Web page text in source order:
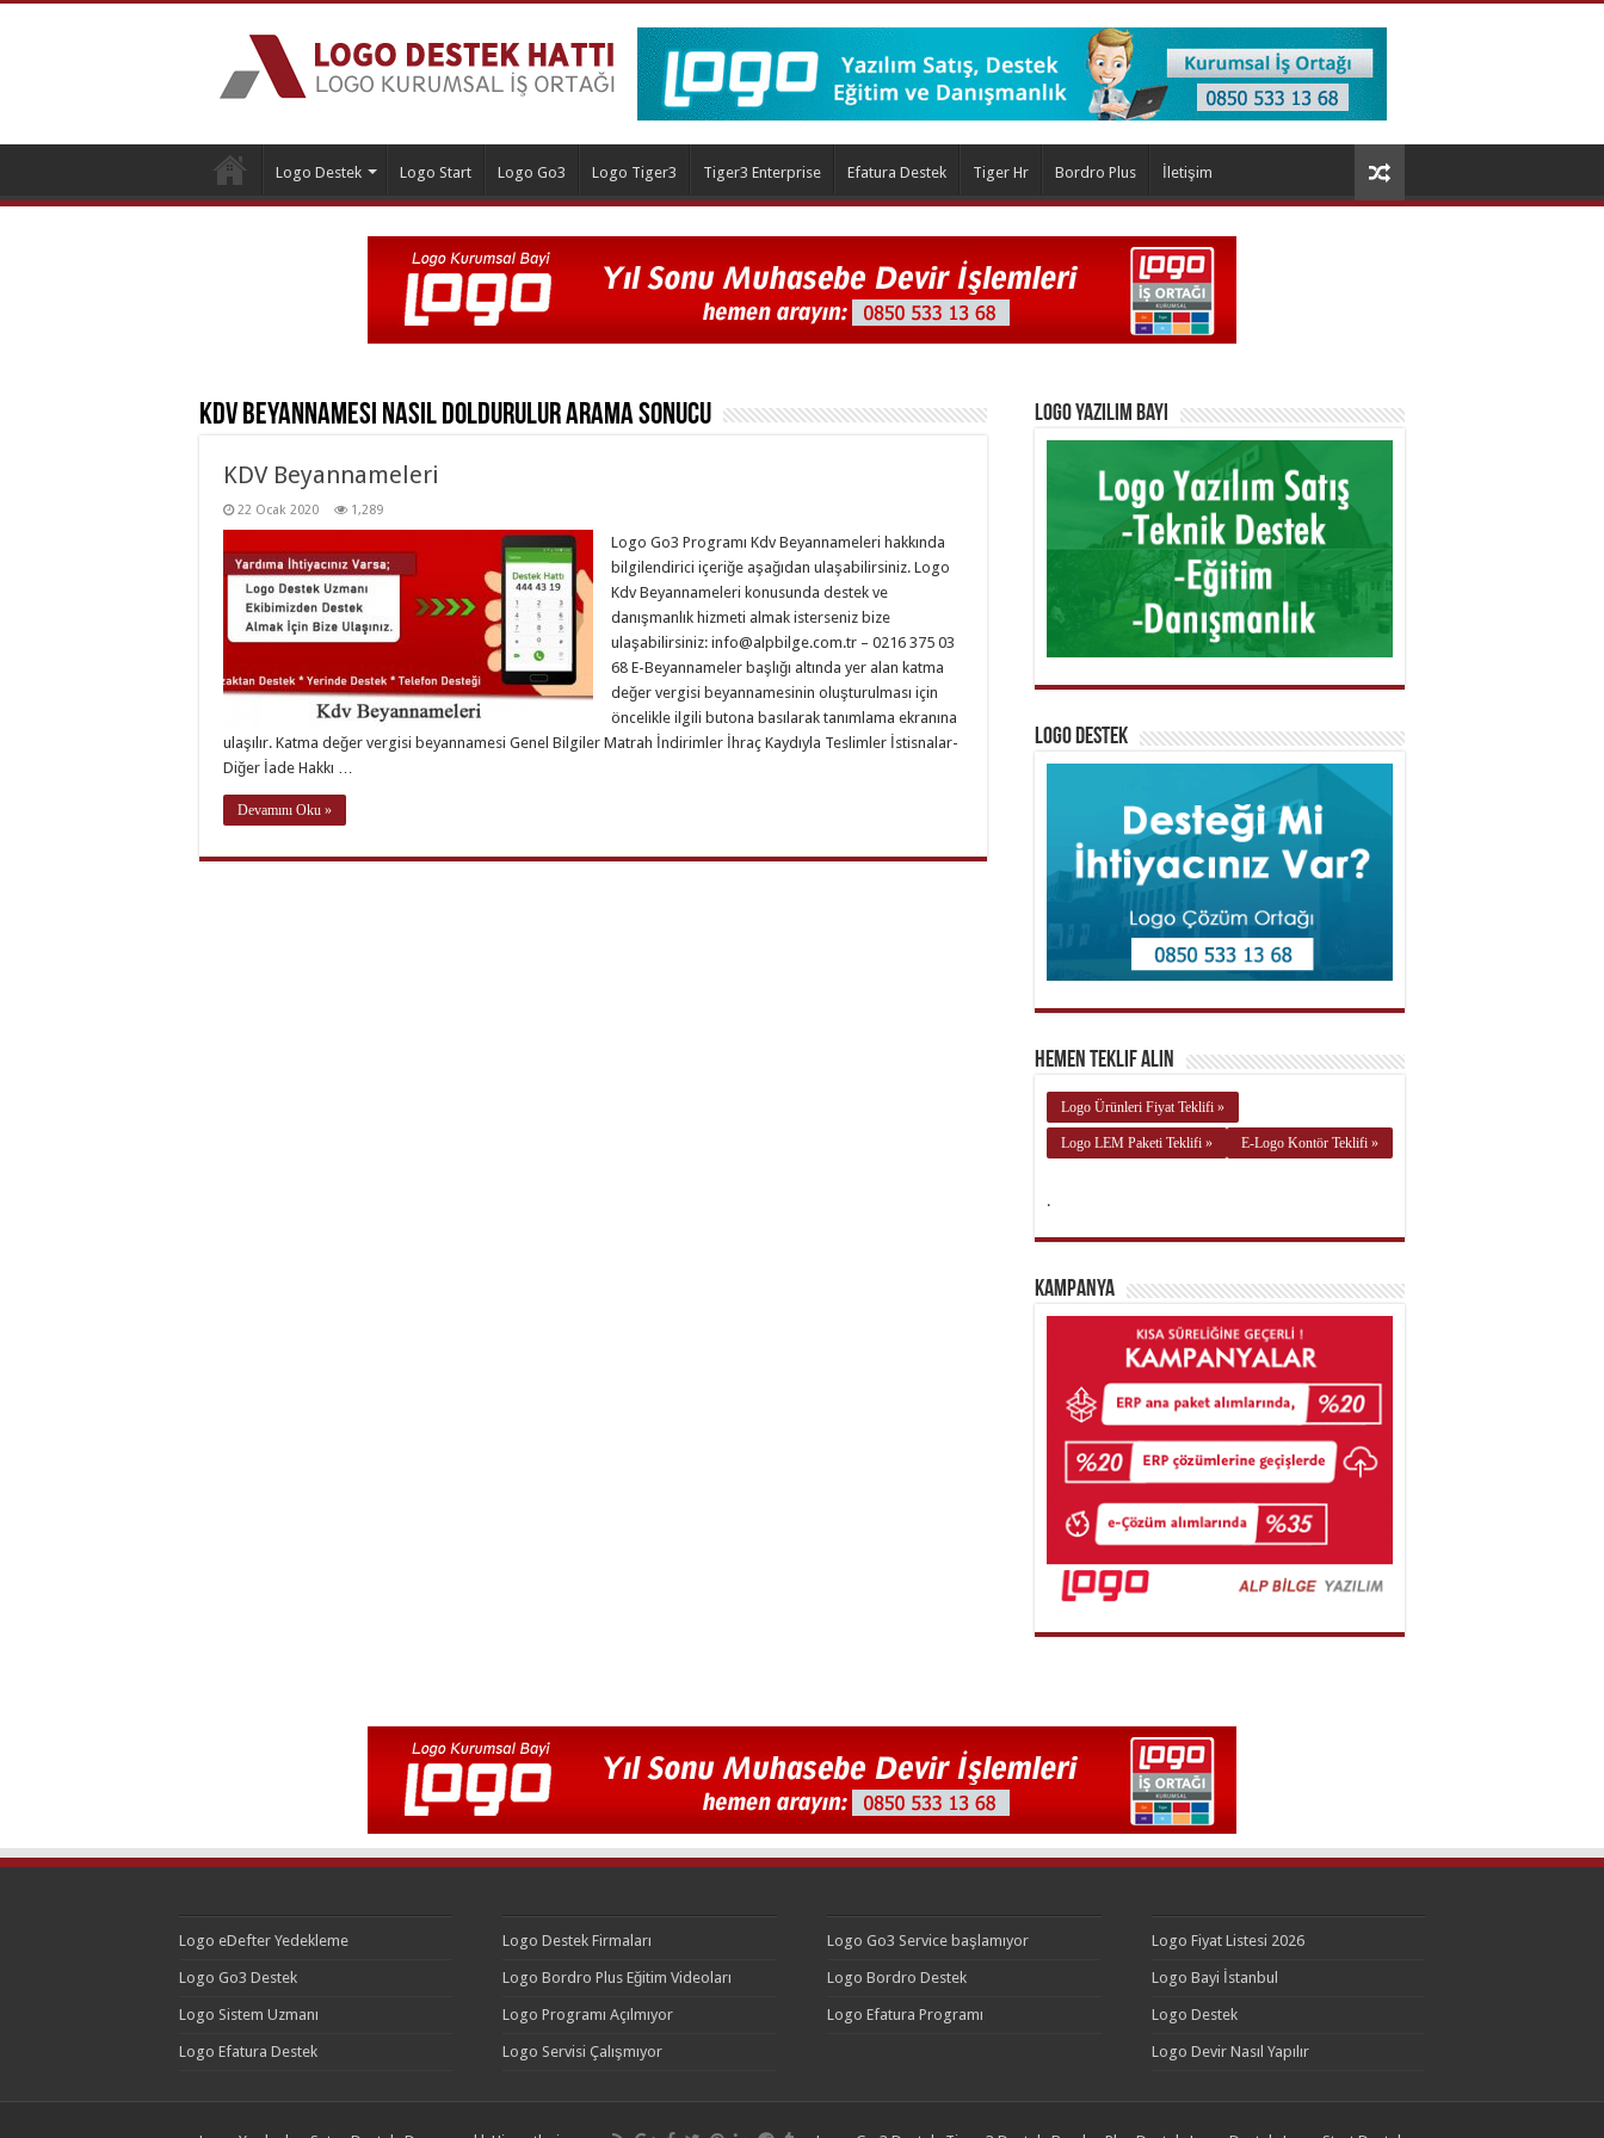
Logo Destek Logo Start Logo Go3 Logo Tiger3 Tiger3 Enterprise Efatura Destek Tiger Hr Bordro Plus İletişim
Kdv Beyannamesi Nasıl DoldurulurArama Sonucu
KDV Beyannameleri
22 Ocak 2020 1,289
Logo Go3 Programı Kdv Beyannameleri hakkında
bilgilendirici içeriğe aşağıdan ulaşabilirsiniz. Logo
Kdv Beyannameleri konusunda destek ve
danışmanlık hizmeti almak isterseniz bize
ulaşabilirsiniz: info@alpbilge.com.tr – 0216 375 03
68 E-Beyannameler başlığı altında yer alan katma
değer vergisi beyannamesinin oluşturulması için
öncelikle ilgili butona basılarak tanımlama ekranına
ulaşılır. Katma değer vergisi beyannamesi Genel Bilgiler Matrah İndirimler İhraç Kaydıyla Teslimler İstisnalar-
Diğer İade Hakkı …
Devamını Oku »
Logo Yazılım Bayi
Logo Destek
Hemen Teklif Alın
Logo Ürünleri Fiyat Teklifi »
Logo LEM Paketi Teklifi » E-Logo Kontör Teklifi »
.
Kampanya
Logo eDefter Yedekleme
Logo Go3 Destek
Logo Sistem Uzmanı
Logo Efatura Destek
Logo Destek Firmaları
Logo Bordro Plus Eğitim Videoları
Logo Programı Açılmıyor
Logo Servisi Çalışmıyor
Logo Go3 Service başlamıyor
Logo Bordro Destek
Logo Efatura Programı
Logo Fiyat Listesi 2026
Logo Bayi İstanbul
Logo Destek
Logo Devir Nasıl Yapılır